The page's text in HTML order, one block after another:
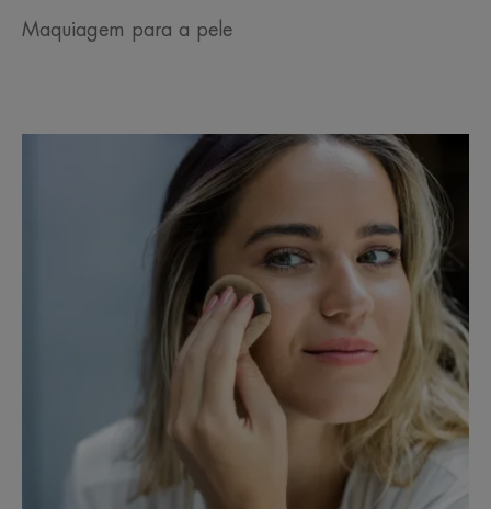
Maquiagem para a pele